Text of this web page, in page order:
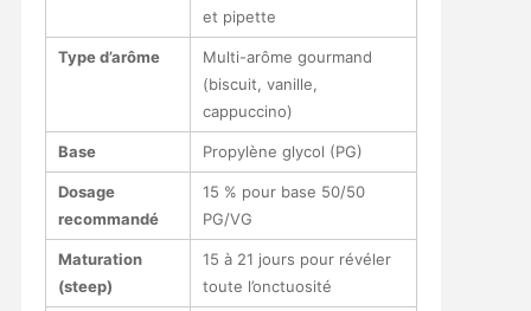
et pipette
Type d’arôme
Multi-arôme gourmand
(biscuit, vanille,
cappuccino)
Base Propylène glycol (PG)
Dosage
recommandé
15 % pour base 50/50
PG/VG
Maturation
(steep)
15 à 21 jours pour révéler
toute l’onctuosité